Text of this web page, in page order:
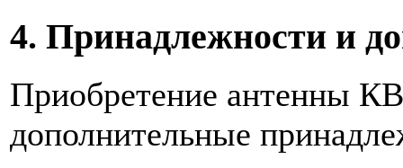
4. Принадлежности и
Приобретение антенны
дополнительные